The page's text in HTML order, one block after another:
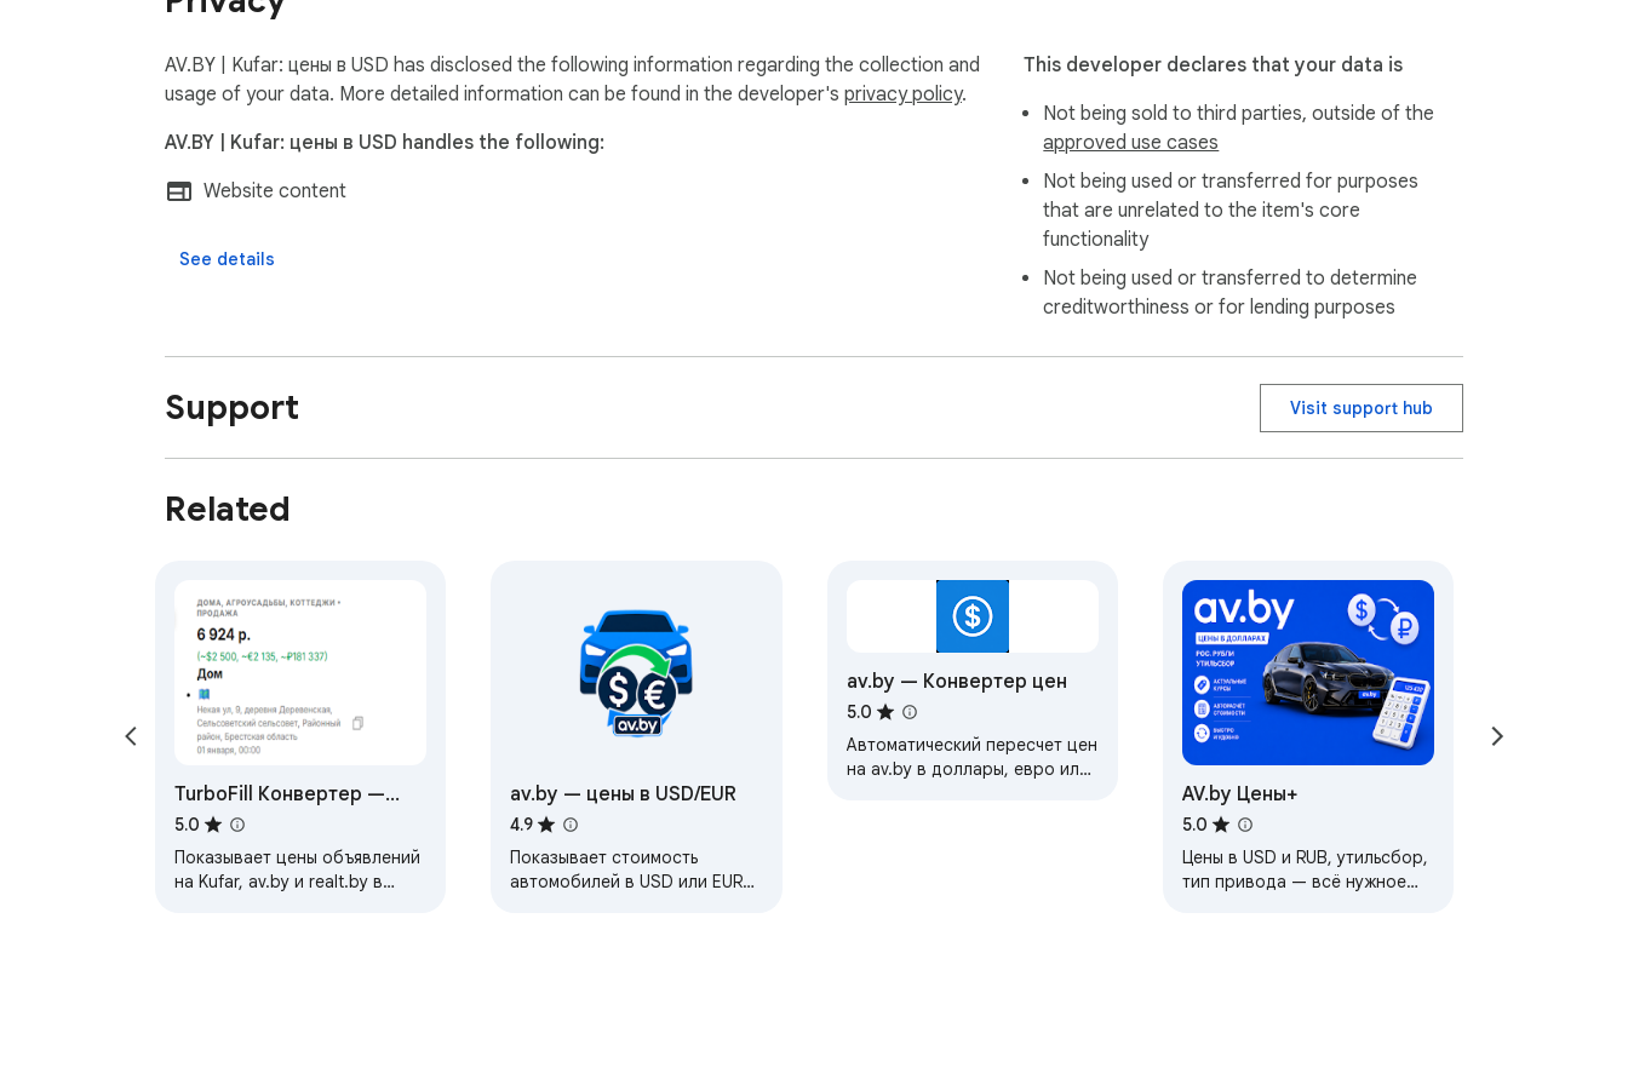
AV.BY | Kufar: цены в USD has disclosed the following information regarding the collection and
usage of your data. More detailed information can be found in the developer's privacy policy.
AV.BY | Kufar: цены в USD handles the following:
Website content
See details
This developer declares that your data is
Not being sold to third parties, outside of the
approved use cases
Not being used or transferred for purposes
that are unrelated to the item's core
functionality
Not being used or transferred to determine
creditworthiness or for lending purposes
Support Visit support hub
Related
TurboFill Конвертер —
мультивалютные цены на
Kufar, av.by и realt.by
5.0
Показывает цены объявлений
на Kufar, av.by и realt.by в
av.by — цены в USD/EUR
4.9
Показывает стоимость
автомобилей в USD или EUR
av.by — Конвертер цен
5.0
Автоматический пересчет цен
на av.by в доллары, евро или
AV.by Цены+
5.0
Цены в USD и RUB, утильсбор,
тип привода — всё нужное